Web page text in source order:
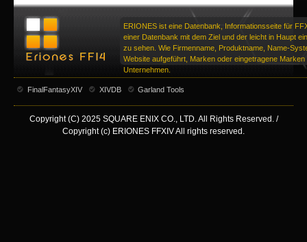
ERIONES ist eine Datenbank, Informationsseite für
einer Datenbank mit dem Ziel und der leicht in Haupt
zu sehen. Wie Firmenname, Produktname, Name-
Website aufgeführt, Marken oder eingetragene Marken
Unternehmen.
FinalFantasyXIV XIVDB Garland Tools
Copyright (C) 2025 SQUARE ENIX CO., LTD. All Rights Reserved. /
Copyright (c) ERIONES FFXIV All rights reserved.